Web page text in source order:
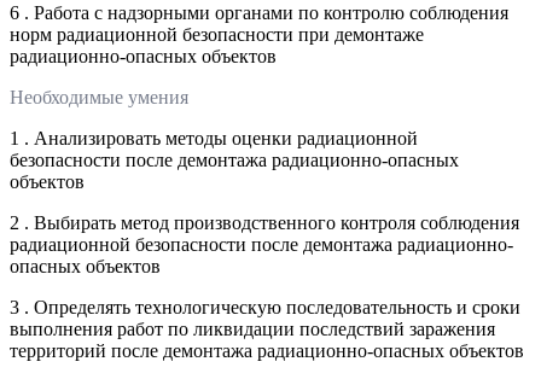
6 . Работа с надзорными органами по контролю соблюдения
норм радиационной безопасности при демонтаже
радиационно-опасных объектов
Необходимые умения
1 . Анализировать методы оценки радиационной
безопасности после демонтажа радиационно-опасных
объектов
2 . Выбирать метод производственного контроля соблюдения
радиационной безопасности после демонтажа радиационно-
опасных объектов
3 . Определять технологическую последовательность и сроки
выполнения работ по ликвидации последствий заражения
территорий после демонтажа радиационно-опасных объектов